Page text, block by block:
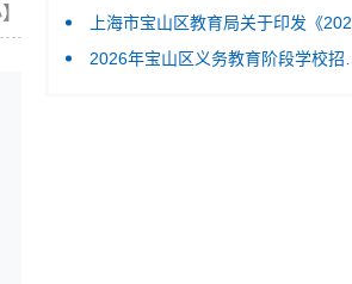
】
上海市宝山区教育局关于印发《2026年宝山区义务教育阶段学校招生入学工作的实施方案》的通知
2026年宝山区义务教育阶段学校招生入学工作的实施方案